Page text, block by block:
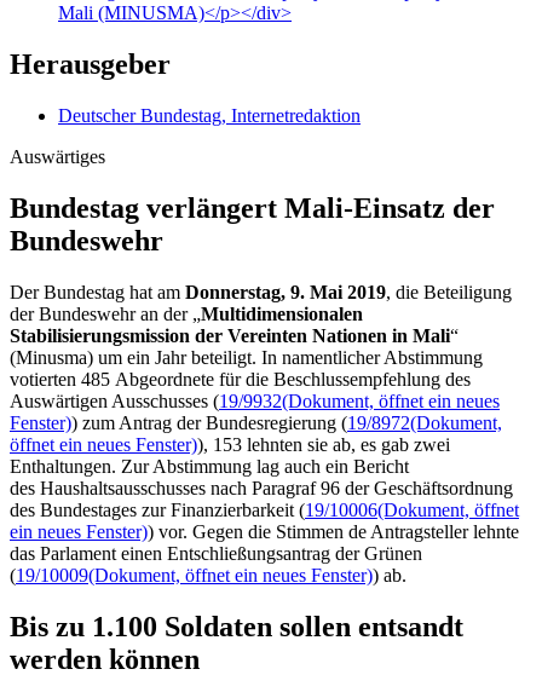
Mali (MINUSMA)</p></div>
Herausgeber
Deutscher Bundestag, Internetredaktion
Auswärtiges
Bundestag verlängert Mali-Einsatz der
Bundeswehr
Der Bundestag hat am Donnerstag, 9. Mai 2019, die Beteiligung
der Bundeswehr an der „Multidimensionalen
Stabilisierungsmission der Vereinten Nationen in Mali“
(Minusma) um ein Jahr beteiligt. In namentlicher Abstimmung
votierten 485 Abgeordnete für die Beschlussempfehlung des
Auswärtigen Ausschusses (19/9932(Dokument, öffnet ein neues
Fenster)) zum Antrag der Bundesregierung (19/8972(Dokument,
öffnet ein neues Fenster)), 153 lehnten sie ab, es gab zwei
Enthaltungen. Zur Abstimmung lag auch ein Bericht
des Haushaltsausschusses nach Paragraf 96 der Geschäftsordnung
des Bundestages zur Finanzierbarkeit (19/10006(Dokument, öffnet
ein neues Fenster)) vor. Gegen die Stimmen de Antragsteller lehnte
das Parlament einen Entschließungsantrag der Grünen
(19/10009(Dokument, öffnet ein neues Fenster)) ab.
Bis zu 1.100 Soldaten sollen entsandt
werden können